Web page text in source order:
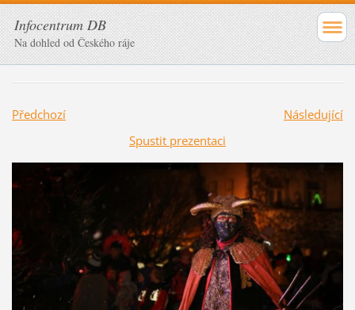
Infocentrum DB
Na dohled od Českého ráje
Předchozí
Následující
Spustit prezentaci